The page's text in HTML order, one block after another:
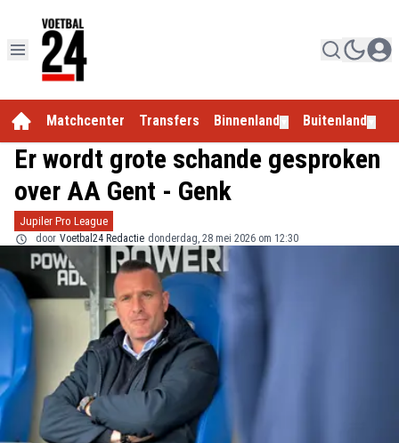
Matchcenter Transfers Binnenland Buitenland
Er wordt grote schande gesproken
over AA Gent - Genk
Jupiler Pro League
door Voetbal24 Redactie donderdag, 28 mei 2026 om 12:30